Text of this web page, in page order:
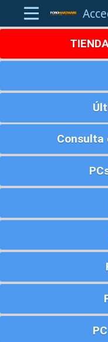
Consulta